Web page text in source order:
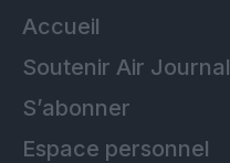
Accueil
Soutenir Air Journal
S’abonner
Espace personnel